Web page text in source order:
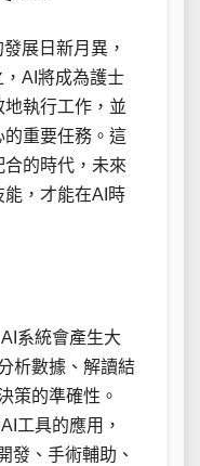
展日新月異，
AI將成為護士
執行工作，並
重要任務。這
的時代，未來
，才能在AI時
AI系統會產生大
析數據、解讀結
策的準確性。
工具的應用，
發、手術輔助、